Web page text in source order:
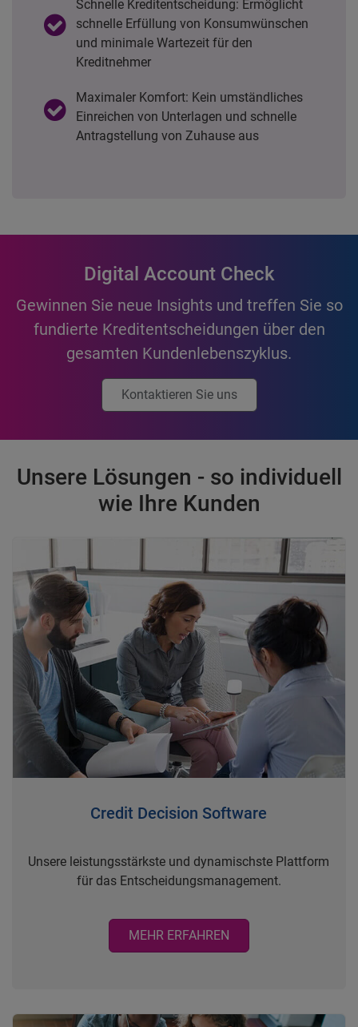
Schnelle Kreditentscheidung: Ermöglicht
schnelle Erfüllung von Konsumwünschen
und minimale Wartezeit für den
Kreditnehmer
Maximaler Komfort: Kein umständliches
Einreichen von Unterlagen und schnelle
Antragstellung von Zuhause aus
Digital Account Check
Gewinnen Sie neue Insights und treffen Sie so
fundierte Kreditentscheidungen über den
gesamten Kundenlebenszyklus.
Kontaktieren Sie uns
Unsere Lösungen - so individuell
wie Ihre Kunden
Credit Decision Software
Unsere leistungsstärkste und dynamischste Plattform
für das Entscheidungsmanagement.
MEHR ERFAHREN